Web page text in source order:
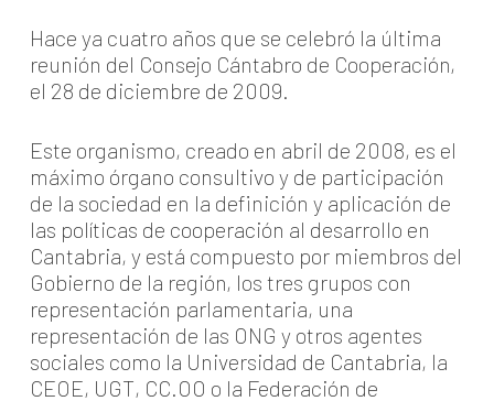
Hace ya cuatro años que se celebró la última
reunión del Consejo Cántabro de Cooperación,
el 28 de diciembre de 2009.
Este organismo, creado en abril de 2008, es el
máximo órgano consultivo y de participación
de la sociedad en la definición y aplicación de
las políticas de cooperación al desarrollo en
Cantabria, y está compuesto por miembros del
Gobierno de la región, los tres grupos con
representación parlamentaria, una
representación de las ONG y otros agentes
sociales como la Universidad de Cantabria, la
CEOE, UGT, CC.OO o la Federación de